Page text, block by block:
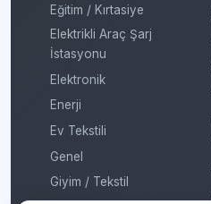
Eğitim / Kırtasiye
Elektrikli Araç Şarj
İstasyonu
Elektronik
Enerji
Ev Tekstili
Genel
Giyim / Tekstil